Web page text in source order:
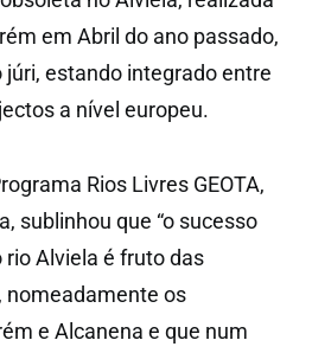
em Abril do ano passado,
estando integrado entre
a nível europeu.
Rios Livres GEOTA,
sublinhou que “o sucesso
Alviela é fruto das
nomeadamente os
e Alcanena e que num